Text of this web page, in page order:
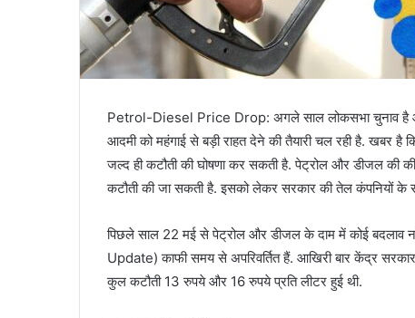
Petrol-Diesel Price Drop: अगले साल लोकसभा चुनाव है
आदमी को महंगाई से बड़ी राहत देने की तैयारी चल रही है.
जल्द ही कटौती की घोषणा कर सकती है. पेट्रोल और डीजल
कटौती की जा सकती है. इसको लेकर सरकार की तेल कंपनियों के
पिछले साल 22 मई से पेट्रोल और डीजल के दाम में कोई
Update) काफी समय से अपरिवर्तित हैं. आखिरी बार केंद्र
कुल कटौती 13 रुपये और 16 रुपये प्रति लीटर हुई थी.